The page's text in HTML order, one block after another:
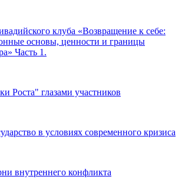
клуба «Возвращение к себе:
основы, ценности и границы
Часть 1.
Роста" глазами участников
в условиях современного кризиса
внутреннего конфликта